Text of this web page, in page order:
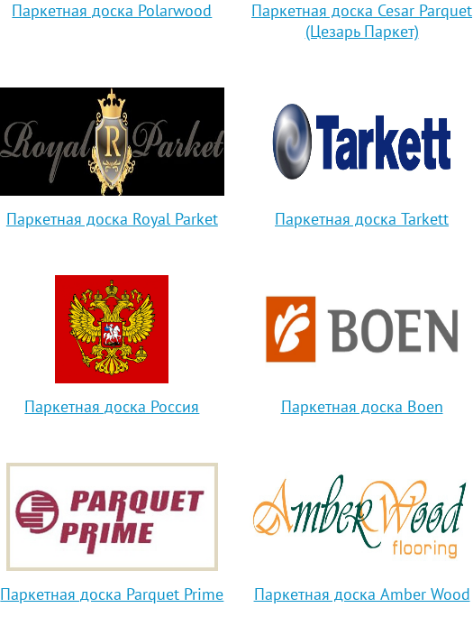
Паркетная доска Polarwood
Паркетная доска Cesar Parquet
(Цезарь Паркет)
Паркетная доска Royal Parket Паркетная доска Tarkett
Паркетная доска Россия Паркетная доска Boen
Паркетная доска Parquet Prime Паркетная доска Amber Wood